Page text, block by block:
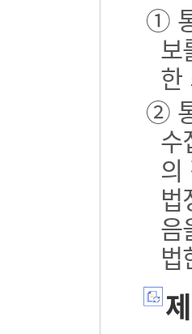
①
보
한
②
수
의
음